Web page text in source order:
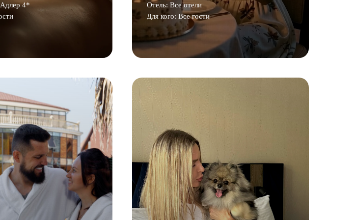
4*
Отель: Все отели
Для кого: Все гости